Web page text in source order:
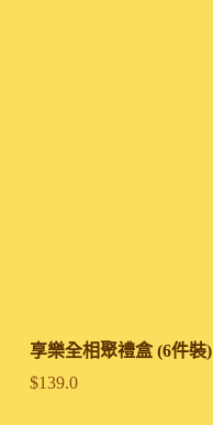
享樂全相聚禮盒 (6件裝)
$139.0